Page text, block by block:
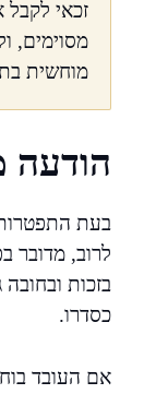
זכאי
מסוימים,
מוחשית
הודעה
בעת
לרוב, מדובר
בזכות
כסדרו.
אם העובד